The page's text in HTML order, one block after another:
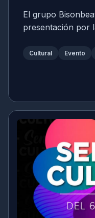
El grupo
presentación por
Cultural Evento